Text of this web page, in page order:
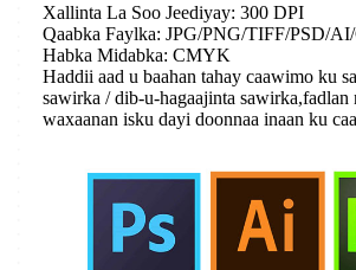
Xallinta La Soo Jeediyay: 300 DPI
Qaabka Faylka: JPG/PNG/TIFF/PSD/
Habka Midabka: CMYK
Haddii aad u baahan tahay caawimo ku
sawirka / dib-u-hagaajinta sawirka,fadlan
waxaanan isku dayi doonnaa inaan ku